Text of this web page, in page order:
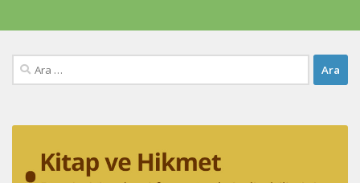
Arama: